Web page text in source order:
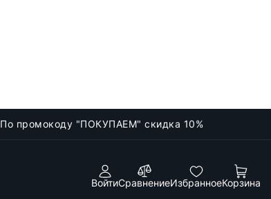
По промокоду "ПОКУПАЕМ" скидка 10%
ВойтиСравнениеИзбранноеКорзина